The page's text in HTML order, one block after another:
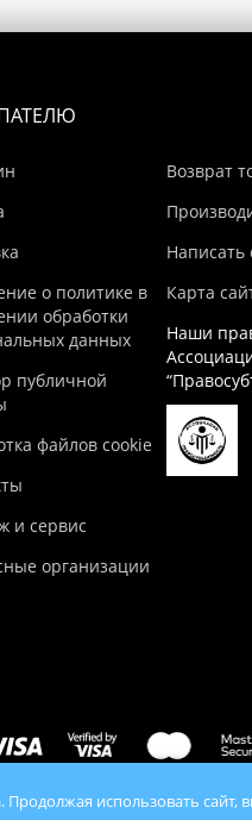
о политике в
обработки
данных
публичной
файлов cookie
и сервис
организации
Возврат
Карта
Наши
— продажа
использовать сайт,